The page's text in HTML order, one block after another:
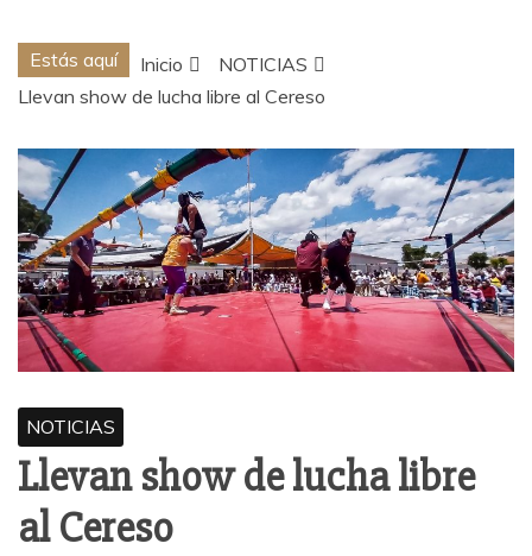
Estás aquí Inicio
NOTICIAS
Llevan show de lucha libre al Cereso
NOTICIAS
Llevan show de lucha libre
al Cereso